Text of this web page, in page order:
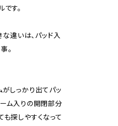
す。
違いは、パッド入
。
しっかり出てパッ
ーム入りの開閉部分
探しやすくなって